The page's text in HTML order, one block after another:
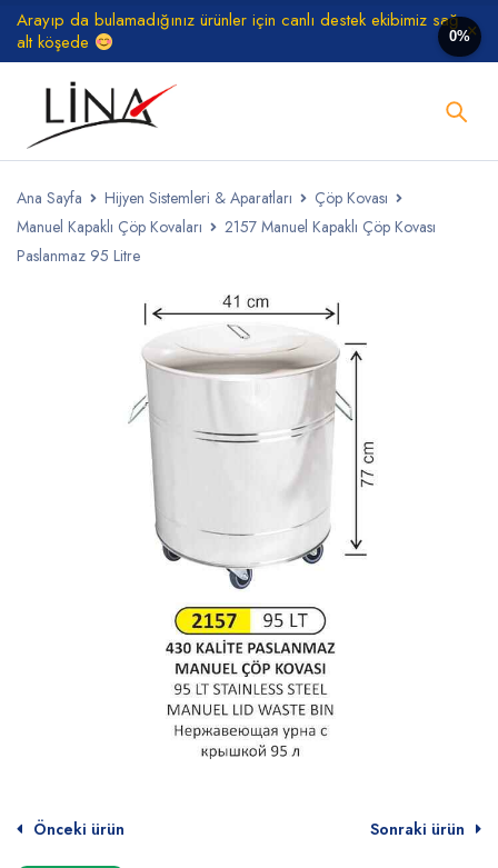
Arayıp da bulamadığınız ürünler için canlı destek ekibimiz sağ
alt köşede
Ana Sayfa Hijyen Sistemleri & Aparatları
Çöp Kovası
Manuel Kapaklı Çöp Kovaları
2157 Manuel Kapaklı Çöp Kovası
Paslanmaz 95 Litre
Önceki ürün Sonraki ürün
0%